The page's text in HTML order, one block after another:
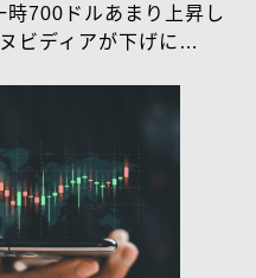
時700ドルあまり上昇し
ビディアが下げに…